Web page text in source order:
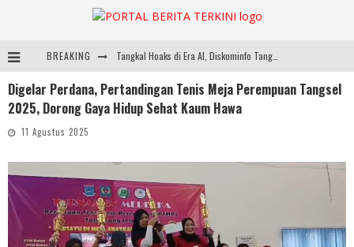
BREAKING Tangkal Hoaks di Era AI, Diskominfo Tangsel dan Nahdlatul Ulama Perkuat Literasi Digital
Tea Masters Cup Indonesia Perkuat Pengembangan Specialty Tea
Digelar Perdana, Pertandingan Tenis Meja Perempuan Tangsel
2025, Dorong Gaya Hidup Sehat Kaum Hawa
11 Agustus 2025